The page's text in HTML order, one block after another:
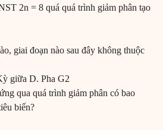
2n = 8 quá quá trình giảm phân tạo
giai đoạn nào sau đây không thuộc
giữa D. Pha G2
qua quá trình giảm phân có bao
biến?